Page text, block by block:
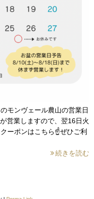
モンヴェール農山の営業日
営業しますので、翌16日火
ーポンはこちら☝️ぜひご利
続きを読む